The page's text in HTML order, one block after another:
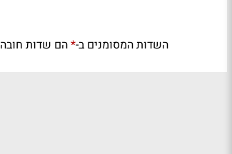
השדות המסומנים ב-*הם שדות חובה